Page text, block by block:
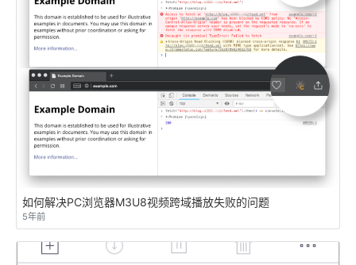
如何解决PC浏览器M3U8视频跨域播放失败的问题
5年前